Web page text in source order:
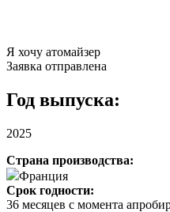
Я хочу атомайзер
Заявка отправлена
Год выпуска:
2025
Страна производства:
Франция
Срок годности:
36 месяцев с момента